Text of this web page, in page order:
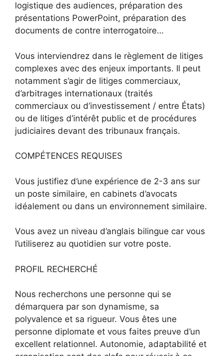
logistique des audiences, préparation des
présentations PowerPoint, préparation des
documents de contre interrogatoire…
Vous interviendrez dans le règlement de litiges
complexes avec des enjeux importants. Il peut
notamment s’agir de litiges commerciaux,
d’arbitrages internationaux (traités
commerciaux ou d’investissement / entre États)
ou de litiges d’intérêt public et de procédures
judiciaires devant des tribunaux français.
COMPÉTENCES REQUISES
Vous justifiez d’une expérience de 2-3 ans sur
un poste similaire, en cabinets d’avocats
idéalement ou dans un environnement similaire.
Vous avez un niveau d’anglais bilingue car vous
l’utiliserez au quotidien sur votre poste.
PROFIL RECHERCHÉ
Nous recherchons une personne qui se
démarquera par son dynamisme, sa
polyvalence et sa rigueur. Vous êtes une
personne diplomate et vous faites preuve d’un
excellent relationnel. Autonomie, adaptabilité et